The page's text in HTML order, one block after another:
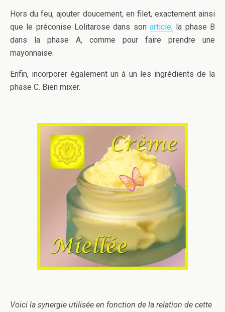
Hors du feu, ajouter doucement, en filet, exactement ainsi
que le préconise Lolitarose dans son article, la phase B
dans la phase A, comme pour faire prendre une
mayonnaise.
Enfin, incorporer également un à un les ingrédients de la
phase C. Bien mixer.
Voici la synergie utilisée en fonction de la relation de cette